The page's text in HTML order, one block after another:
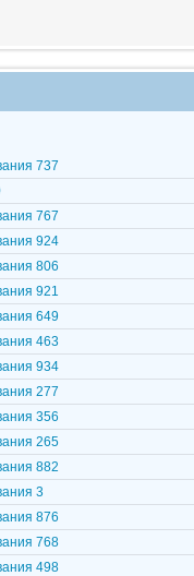
737
767
924
806
921
649
463
934
277
356
265
882
3
876
768
498